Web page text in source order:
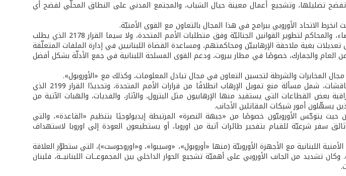
تفضح تضليلها، وتشجيع أعمال معينة حيال الشباب، والمجتمع المدني على النطاق المحلّي لفضح أي
الاتحاد الأوروبي ببرامج في هذا المجال بالتعاون مع القوى الأمنيّة.
ويتضمّن المحور الثالث العمل والتعاون مع القضاء، والمحاكم لتطوير القوانين الجنائيّة وفق متطلبات الأمم المتحدة، ولا سيما القرار 2178 الذي يطلب
بغية ملاحقة الإرهابييّن ومحاكمتهم، ومساعدة القضاة اللبنانيين في إدارة الملفات المتعلّقة
العام والجمارك، خصوصًا في مطار بيروت، ودعم القوى المسلحة اللبنانية في جمع الأدلّة بشكل أفضل
المخابرات والشرطة لتحسين التعاون في مجال تبادل المعلومات، وكذلك مع «الأوروبول».
المحور الخامس الذي استأثر بحيّز كبير من المناقشات، شمل مسألة منع تمويل الإرهاب انطلاقًا من قرارات الأمم المتحدة، وتحديدًا القرار 2199 الذي
بعض القطاعات التي يستفيد منها الإرهابيون مثل البترول، والآثار، والفديات، والهبات الآتية من
يسهّلون أمور شبكات المقاتلين الأجانب.
حيث يتوجّس الأوروبيّون خصوصًا من «جبهة النصرة» المرتبطة إيديولوجيًا بتنظيم «القاعدة»، والتي
سفر شرعيّة للقيام بتفجير طائرات آتية من اوروبا، أو يستطيعون العودة إلى اوروبا لاستهداف
اللبنانية مع الأجهزة الأوروبيّة (منها «أوروبول»، «وسيبوا»، و«اوروجوست»)، التي ستطوّر العلاقة
تشديد من الجانب الأوروبي على أهميّة تشجيع الحوار الداخلي بين المجموعــات اللبنانيــة، فلبنان